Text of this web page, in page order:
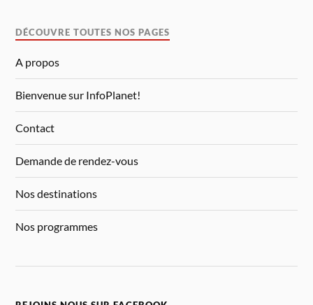
DÉCOUVRE TOUTES NOS PAGES
A propos
Bienvenue sur InfoPlanet!
Contact
Demande de rendez-vous
Nos destinations
Nos programmes